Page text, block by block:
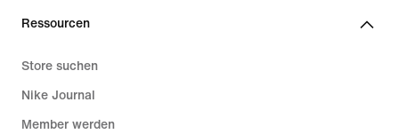
Ressourcen
Store suchen
Nike Journal
Member werden